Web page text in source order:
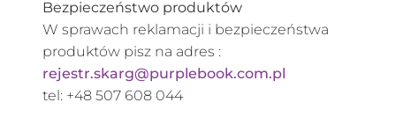
Bezpieczeństwo produktów
W sprawach reklamacji i bezpieczeństwa
produktów pisz na adres :
rejestr.skarg@purplebook.com.pl
tel: +48 507 608 044